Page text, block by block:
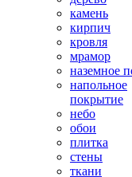
камень
кирпич
кровля
мрамор
наземное
напольное
покрытие
небо
обои
плитка
стены
ткани